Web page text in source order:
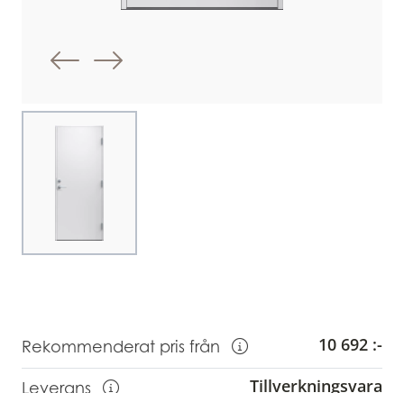
Föregående bild
Nästa bild
Choose image
Rekommenderat pris från
Visa information om
10 692 :-
Leverans
Tillverkningsvara